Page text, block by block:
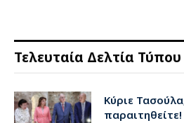
Τελευταία Δελτία Τύπου
Κύριε
παραιτηθείτε!